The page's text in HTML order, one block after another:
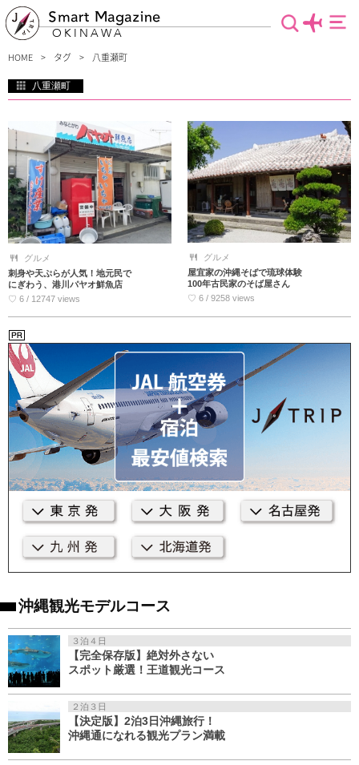
Smart Magazine
OKINAWA
HOME タグ 八重瀬町
八重瀬町
静かなエリアです。ゆっくりと沖縄旅行を楽しみたいという人にぴったり！時間を
忘れてのんびり癒されてみてはいかがでしょうか。八重瀬町にあるおすすめスポッ
トを厳選しました♪
グルメ
刺身や天ぷらが人気！地元民で
にぎわう、港川パヤオ鮮魚店
♡ 6 / 12747 views
グルメ
屋宜家の沖縄そばで琉球体験
100年古民家のそば屋さん
♡ 6 / 9258 views
沖縄観光モデルコース
３泊４日
【完全保存版】絶対外さない
スポット厳選！王道観光コース
２泊３日
【決定版】2泊3日沖縄旅行！
沖縄通になれる観光プラン満載